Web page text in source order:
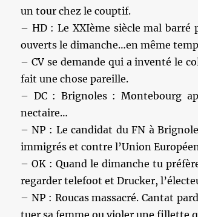
un tour chez le couptif.
– HD : Le XXIème siècle mal
ouverts le dimanche…en même
– CV se demande qui a inventé le
fait une chose pareille.
– DC : Brignoles : Montebourg
nectaire…
– NP : Le candidat du FN à
immigrés et contre l’Union
– OK : Quand le dimanche tu
regarder telefoot et Drucker,
– NP : Roucas massacré. Cantat